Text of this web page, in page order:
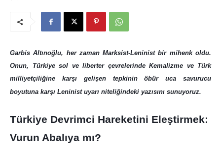
Garbis Altınoğlu, her zaman Marksist-Leninist bir mihenk oldu.
Onun, Türkiye sol ve liberter çevrelerinde Kemalizme ve Türk
milliyetçiliğine karşı gelişen tepkinin öbür uca savurucu
boyutuna karşı Leninist uyarı niteliğindeki yazısını sunuyoruz.
Türkiye Devrimci Hareketini Eleştirmek:
Vurun Abalıya mı?